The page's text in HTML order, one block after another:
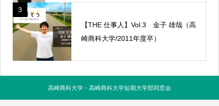
3
【THE 仕事人】Vol.3 金子 雄哉（高
崎商科大学/2011年度卒）
高崎商科大学・高崎商科大学短期大学部同窓会